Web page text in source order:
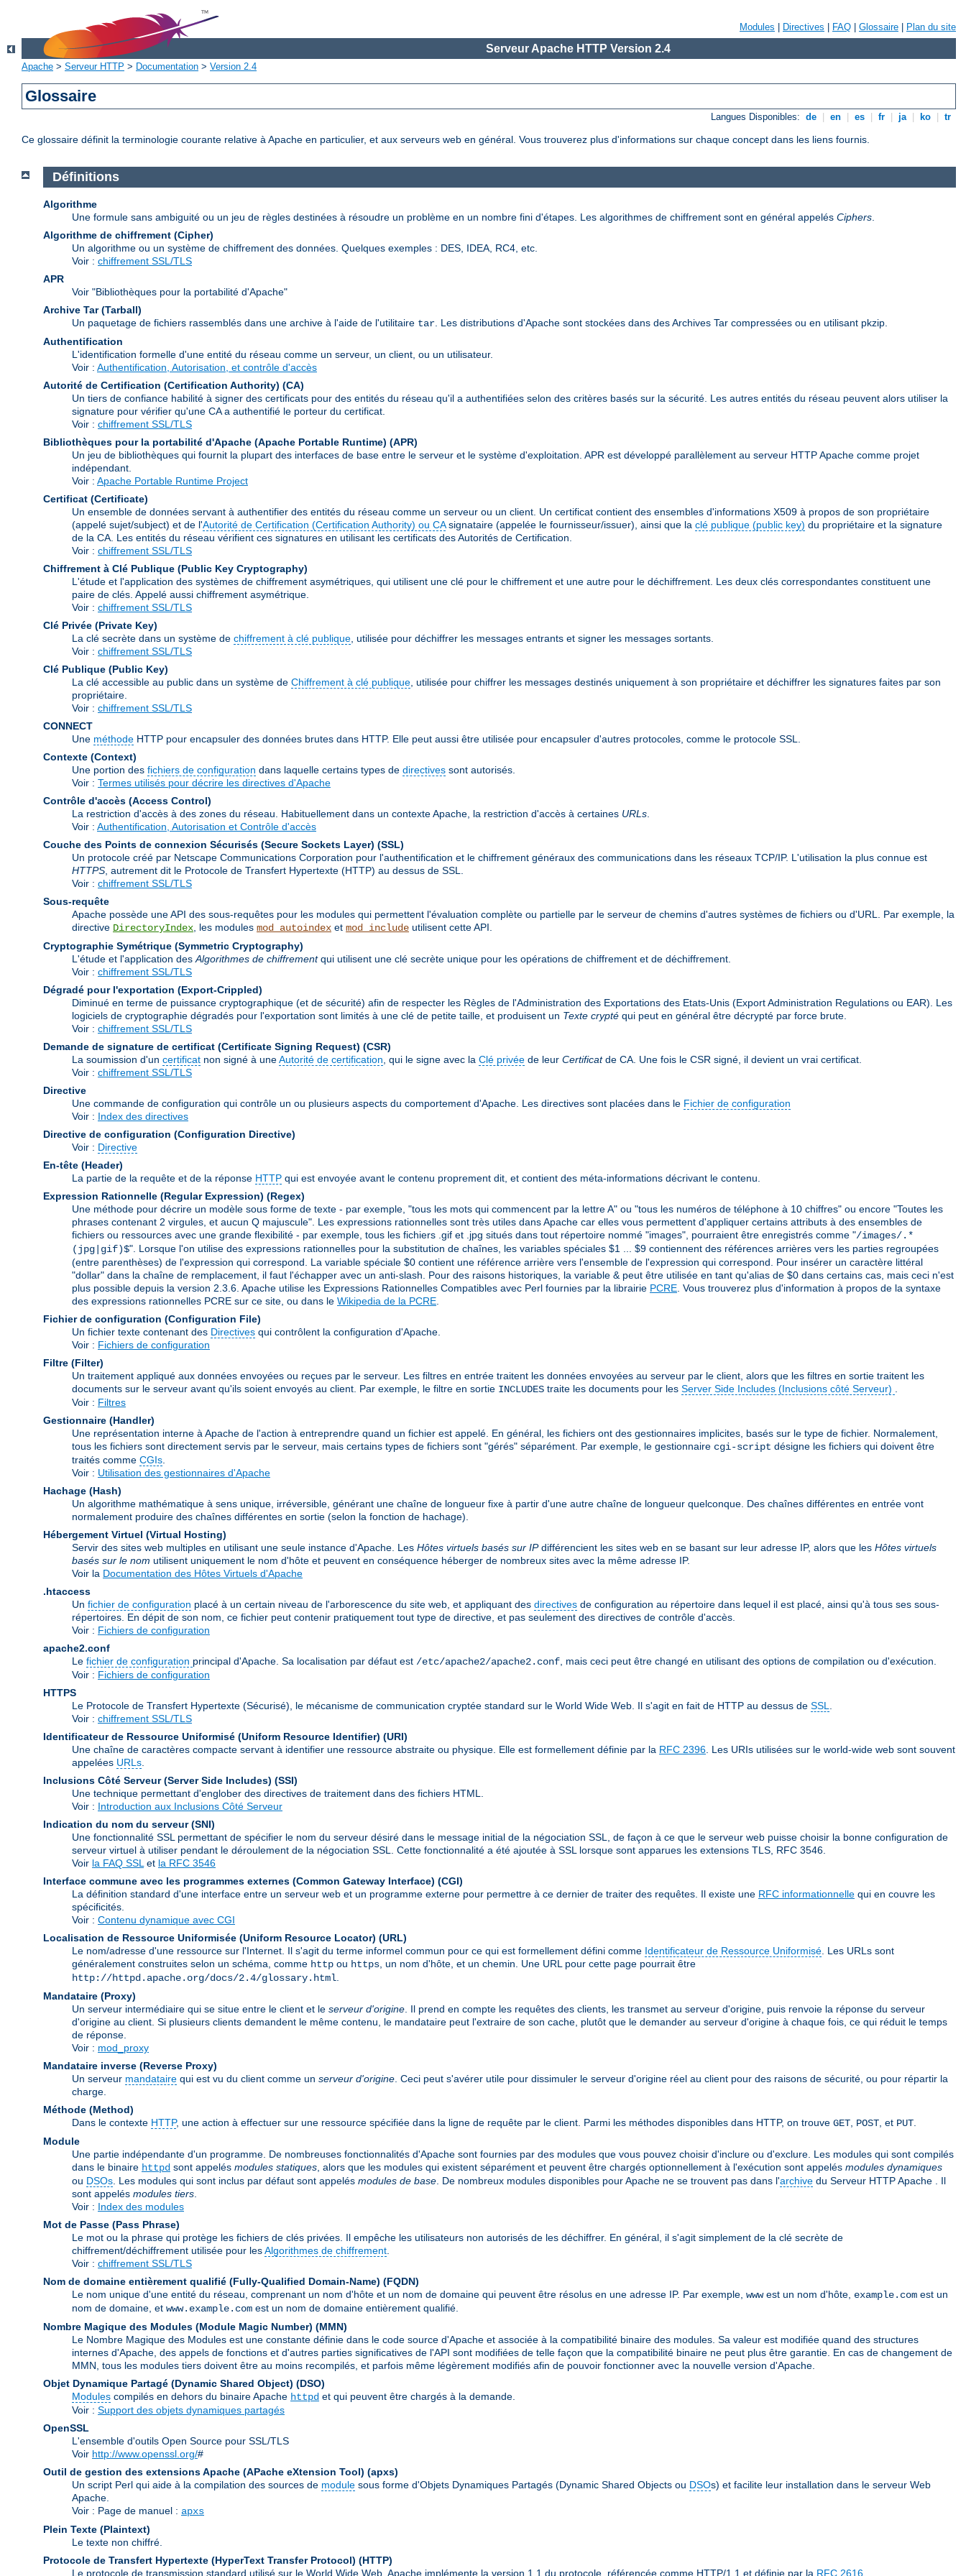
Modules Directives FAQ Glossaire Plan du site
Serveur Apache HTTP Version 2.4
Apache > Serveur HTTP > Documentation > Version 2.4
Glossaire
Langues Disponibles: de en es fr ja ko tr
Ce glossaire définit la terminologie courante relative à Apache en particulier, et aux serveurs web en général. Vous trouverez plus d'informations sur chaque concept dans les liens fournis.
Définitions
Algorithme
Une formule sans ambiguité ou un jeu de règles destinées à résoudre un problème en un nombre fini d'étapes. Les algorithmes de chiffrement sont en général appelés Ciphers
Algorithme de chiffrement (Cipher)
Un algorithme ou un système de chiffrement des données. Quelques exemples : DES, IDEA, RC4, etc.
Voir : chiffrement SSL/TLS
APR
Voir "Bibliothèques pour la portabilité d'Apache"
Archive Tar (Tarball)
Un paquetage de fichiers rassemblés dans une archive à l'aide de l'utilitaire tar . Les distributions d'Apache sont stockées dans des Archives Tar compressées ou en utilisant pkzip.
Authentification
L'identification formelle d'une entité du réseau comme un serveur, un client, ou un utilisateur.
Voir : Authentification, Autorisation, et contrôle d'accès
Autorité de Certification (Certification Authority) (CA)
Un tiers de confiance habilité à signer des certificats pour des entités du réseau qu'il a authentifiées selon des critères basés sur la sécurité. Les autres entités du réseau peuvent alors utiliser la
signature pour vérifier qu'une CA a authentifié le porteur du certificat.
Voir : chiffrement SSL/TLS
Bibliothèques pour la portabilité d'Apache (Apache Portable Runtime) (APR)
Un jeu de bibliothèques qui fournit la plupart des interfaces de base entre le serveur et le système d'exploitation. APR est développé parallèlement au serveur HTTP Apache comme projet
indépendant.
Voir : Apache Portable Runtime Project
Certificat (Certificate)
Un ensemble de données servant à authentifier des entités du réseau comme un serveur ou un client. Un certificat contient des ensembles d'informations X509 à propos de son propriétaire
(appelé sujet/subject) et de l'Autorité de Certification (Certification Authority) ou CAsignataire (appelée le fournisseur/issuer), ainsi que la clé publique (public key) du propriétaire et la signature
de la CA. Les entités du réseau vérifient ces signatures en utilisant les certificats des Autorités de Certification.
Voir : chiffrement SSL/TLS
Chiffrement à Clé Publique (Public Key Cryptography)
L'étude et l'application des systèmes de chiffrement asymétriques, qui utilisent une clé pour le chiffrement et une autre pour le déchiffrement. Les deux clés correspondantes constituent une
paire de clés. Appelé aussi chiffrement asymétrique.
Voir : chiffrement SSL/TLS
Clé Privée (Private Key)
La clé secrète dans un système de chiffrement à clé publique , utilisée pour déchiffrer les messages entrants et signer les messages sortants.
Voir : chiffrement SSL/TLS
Clé Publique (Public Key)
La clé accessible au public dans un système de Chiffrement à clé publique , utilisée pour chiffrer les messages destinés uniquement à son propriétaire et déchiffrer les signatures faites par son
propriétaire.
Voir : chiffrement SSL/TLS
CONNECT
Une méthode HTTP pour encapsuler des données brutes dans HTTP. Elle peut aussi être utilisée pour encapsuler d'autres protocoles, comme le protocole SSL.
Contexte (Context)
Une portion des fichiers de configuration dans laquelle certains types de directives sont autorisés.
Voir : Termes utilisés pour décrire les directives d'Apache
Contrôle d'accès (Access Control)
La restriction d'accès à des zones du réseau. Habituellement dans un contexte Apache, la restriction d'accès à certaines URLs
Voir : Authentification, Autorisation et Contrôle d'accès
Couche des Points de connexion Sécurisés (Secure Sockets Layer) (SSL)
Un protocole créé par Netscape Communications Corporation pour l'authentification et le chiffrement généraux des communications dans les réseaux TCP/IP. L'utilisation la plus connue est
HTTPS , autrement dit le Protocole de Transfert Hypertexte (HTTP) au dessus de SSL.
Voir : chiffrement SSL/TLS
Sous-requête
Apache possède une API des sous-requêtes pour les modules qui permettent l'évaluation complète ou partielle par le serveur de chemins d'autres systèmes de fichiers ou d'URL. Par exemple, la
directive DirectoryIndex , les modules mod_autoindex et mod_include utilisent cette API.
Cryptographie Symétrique (Symmetric Cryptography)
L'étude et l'application des Algorithmes de chiffrementqui utilisent une clé secrète unique pour les opérations de chiffrement et de déchiffrement.
Voir : chiffrement SSL/TLS
Dégradé pour l'exportation (Export-Crippled)
Diminué en terme de puissance cryptographique (et de sécurité) afin de respecter les Règles de l'Administration des Exportations des Etats-Unis (Export Administration Regulations ou EAR). Les
logiciels de cryptographie dégradés pour l'exportation sont limités à une clé de petite taille, et produisent un Texte crypté qui peut en général être décrypté par force brute.
Voir : chiffrement SSL/TLS
Demande de signature de certificat (Certificate Signing Request) (CSR)
La soumission d'un certificat non signé à uneAutorité de certification , qui le signe avec la Clé privée de leur Certificatde CA. Une fois le CSR signé, il devient un vrai certificat.
Voir : chiffrement SSL/TLS
Directive
Une commande de configuration qui contrôle un ou plusieurs aspects du comportement d'Apache. Les directives sont placées dans le Fichier de configuration
Voir : Index des directives
Directive de configuration (Configuration Directive)
Voir : Directive
En-tête (Header)
La partie de la requête et de la réponse HTTP qui est envoyée avant le contenu proprement dit, et contient des méta-informations décrivant le contenu.
Expression Rationnelle (Regular Expression) (Regex)
Une méthode pour décrire un modèle sous forme de texte - par exemple, "tous les mots qui commencent par la lettre A" ou "tous les numéros de téléphone à 10 chiffres" ou encore "Toutes les
phrases contenant 2 virgules, et aucun Q majuscule". Les expressions rationnelles sont très utiles dans Apache car elles vous permettent d'appliquer certains attributs à des ensembles de
fichiers ou ressources avec une grande flexibilité - par exemple, tous les fichiers .gif et .jpg situés dans tout répertoire nommé "images", pourraient être enregistrés comme "/images/.*
(jpg|gif)$". Lorsque l'on utilise des expressions rationnelles pour la substitution de chaînes, les variables spéciales $1 ... $9 contiennent des références arrières vers les parties regroupées
(entre parenthèses) de l'expression qui correspond. La variable spéciale $0 contient une référence arrière vers l'ensemble de l'expression qui correspond. Pour insérer un caractère littéral
"dollar" dans la chaîne de remplacement, il faut l'échapper avec un anti-slash. Pour des raisons historiques, la variable & peut être utilisée en tant qu'alias de $0 dans certains cas, mais ceci n'est
plus possible depuis la version 2.3.6. Apache utilise les Expressions Rationnelles Compatibles avec Perl fournies par la librairie PCRE . Vous trouverez plus d'information à propos de la syntaxe
des expressions rationnelles PCRE sur ce site, ou dans le Wikipedia de la PCRE
Fichier de configuration (Configuration File)
Un fichier texte contenant des Directives qui contrôlent la configuration d'Apache.
Voir : Fichiers de configuration
Filtre (Filter)
Un traitement appliqué aux données envoyées ou reçues par le serveur. Les filtres en entrée traitent les données envoyées au serveur par le client, alors que les filtres en sortie traitent les
documents sur le serveur avant qu'ils soient envoyés au client. Par exemple, le filtre en sortie INCLUDES traite les documents pour les Server Side Includes (Inclusions côté Serveur)
Voir : Filtres
Gestionnaire (Handler)
Une représentation interne à Apache de l'action à entreprendre quand un fichier est appelé. En général, les fichiers ont des gestionnaires implicites, basés sur le type de fichier. Normalement,
tous les fichiers sont directement servis par le serveur, mais certains types de fichiers sont "gérés" séparément. Par exemple, le gestionnaire cgi-script désigne les fichiers qui doivent être
traités comme CGIs
Voir : Utilisation des gestionnaires d'Apache
Hachage (Hash)
Un algorithme mathématique à sens unique, irréversible, générant une chaîne de longueur fixe à partir d'une autre chaîne de longueur quelconque. Des chaînes différentes en entrée vont
normalement produire des chaînes différentes en sortie (selon la fonction de hachage).
Hébergement Virtuel (Virtual Hosting)
Servir des sites web multiples en utilisant une seule instance d'Apache. Les Hôtes virtuels basés sur IPdifférencient les sites web en se basant sur leur adresse IP, alors que les Hôtes virtuels
basés sur le nom utilisent uniquement le nom d'hôte et peuvent en conséquence héberger de nombreux sites avec la même adresse IP.
Voir la Documentation des Hôtes Virtuels d'Apache
.htaccess
Un fichier de configuration placé à un certain niveau de l'arborescence du site web, et appliquant des directives de configuration au répertoire dans lequel il est placé, ainsi qu'à tous ses sous-
répertoires. En dépit de son nom, ce fichier peut contenir pratiquement tout type de directive, et pas seulement des directives de contrôle d'accès.
Voir : Fichiers de configuration
apache2.conf
Le fichier de configuration principal d'Apache. Sa localisation par défaut est /etc/apache2/apache2.conf , mais ceci peut être changé en utilisant des options de compilation ou d'exécution.
Voir : Fichiers de configuration
HTTPS
Le Protocole de Transfert Hypertexte (Sécurisé), le mécanisme de communication cryptée standard sur le World Wide Web. Il s'agit en fait de HTTP au dessus de SSL
Voir : chiffrement SSL/TLS
Identificateur de Ressource Uniformisé (Uniform Resource Identifier) (URI)
Une chaîne de caractères compacte servant à identifier une ressource abstraite ou physique. Elle est formellement définie par la RFC 2396 . Les URIs utilisées sur le world-wide web sont souvent
appelées URLs
Inclusions Côté Serveur (Server Side Includes) (SSI)
Une technique permettant d'englober des directives de traitement dans des fichiers HTML.
Voir : Introduction aux Inclusions Côté Serveur
Indication du nom du serveur (SNI)
Une fonctionnalité SSL permettant de spécifier le nom du serveur désiré dans le message initial de la négociation SSL, de façon à ce que le serveur web puisse choisir la bonne configuration de
serveur virtuel à utiliser pendant le déroulement de la négociation SSL. Cette fonctionnalité a été ajoutée à SSL lorsque sont apparues les extensions TLS, RFC 3546.
Voir la FAQ SSL et la RFC 3546
Interface commune avec les programmes externes (Common Gateway Interface) (CGI)
La définition standard d'une interface entre un serveur web et un programme externe pour permettre à ce dernier de traiter des requêtes. Il existe une RFC informationnelle qui en couvre les
spécificités.
Voir : Contenu dynamique avec CGI
Localisation de Ressource Uniformisée (Uniform Resource Locator) (URL)
Le nom/adresse d'une ressource sur l'Internet. Il s'agit du terme informel commun pour ce qui est formellement défini comme Identificateur de Ressource Uniformisé . Les URLs sont
généralement construites selon un schéma, comme http ou https , un nom d'hôte, et un chemin. Une URL pour cette page pourrait être
http://httpd.apache.org/docs/2.4/glossary.html
Mandataire (Proxy)
Un serveur intermédiaire qui se situe entre le client et le serveur d'origine . Il prend en compte les requêtes des clients, les transmet au serveur d'origine, puis renvoie la réponse du serveur
d'origine au client. Si plusieurs clients demandent le même contenu, le mandataire peut l'extraire de son cache, plutôt que le demander au serveur d'origine à chaque fois, ce qui réduit le temps
de réponse.
Voir : mod_proxy
Mandataire inverse (Reverse Proxy)
Un serveur mandataire qui est vu du client comme un serveur d'origine . Ceci peut s'avérer utile pour dissimuler le serveur d'origine réel au client pour des raisons de sécurité, ou pour répartir la
charge.
Méthode (Method)
Dans le contexte HTTP, une action à effectuer sur une ressource spécifiée dans la ligne de requête par le client. Parmi les méthodes disponibles dans HTTP, on trouve GET POST , et PUT
Module
Une partie indépendante d'un programme. De nombreuses fonctionnalités d'Apache sont fournies par des modules que vous pouvez choisir d'inclure ou d'exclure. Les modules qui sont compilés
dans le binaire httpd sont appelés modules statiques , alors que les modules qui existent séparément et peuvent être chargés optionnellement à l'exécution sont appelés modules dynamiques
ou DSOs . Les modules qui sont inclus par défaut sont appelés modules de base . De nombreux modules disponibles pour Apache ne se trouvent pas dans l'archive du Serveur HTTP Apache . Il
sont appelés modules tiers
Voir : Index des modules
Mot de Passe (Pass Phrase)
Le mot ou la phrase qui protège les fichiers de clés privées. Il empêche les utilisateurs non autorisés de les déchiffrer. En général, il s'agit simplement de la clé secrète de
chiffrement/déchiffrement utilisée pour lesAlgorithmes de chiffrement
Voir : chiffrement SSL/TLS
Nom de domaine entièrement qualifié (Fully-Qualified Domain-Name) (FQDN)
Le nom unique d'une entité du réseau, comprenant un nom d'hôte et un nom de domaine qui peuvent être résolus en une adresse IP. Par exemple, wwwest un nom d'hôte, example.com est un
nom de domaine, et www.example.com est un nom de domaine entièrement qualifié.
Nombre Magique des Modules (Module Magic Number) (MMN)
Le Nombre Magique des Modules est une constante définie dans le code source d'Apache et associée à la compatibilité binaire des modules. Sa valeur est modifiée quand des structures
internes d'Apache, des appels de fonctions et d'autres parties significatives de l'API sont modifiées de telle façon que la compatibilité binaire ne peut plus être garantie. En cas de changement de
MMN, tous les modules tiers doivent être au moins recompilés, et parfois même légèrement modifiés afin de pouvoir fonctionner avec la nouvelle version d'Apache.
Objet Dynamique Partagé (Dynamic Shared Object) (DSO)
Modules compilés en dehors du binaire Apache httpd et qui peuvent être chargés à la demande.
Voir : Support des objets dynamiques partagés
OpenSSL
L'ensemble d'outils Open Source pour SSL/TLS
Voir http://www.openssl.org/#
Outil de gestion des extensions Apache (APache eXtension Tool) (apxs)
Un script Perl qui aide à la compilation des sources de module sous forme d'Objets Dynamiques Partagés (Dynamic Shared Objects ou DSOs) et facilite leur installation dans le serveur Web
Apache.
Voir : Page de manuel : apxs
Plein Texte (Plaintext)
Le texte non chiffré.
Protocole de Transfert Hypertexte (HyperText Transfer Protocol) (HTTP)
Le protocole de transmission standard utilisé sur le World Wide Web. Apache implémente la version 1.1 du protocole, référencée comme HTTP/1.1 et définie par la RFC 2616